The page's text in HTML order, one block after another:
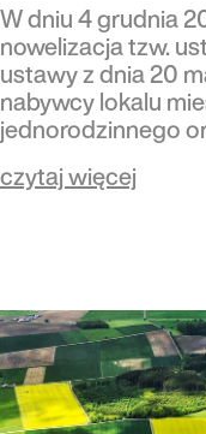
W dniu 4 grudnia
nowelizacja tzw.
ustawy z dnia 20
nabywcy lokalu
jednorodzinnego
czytaj więcej